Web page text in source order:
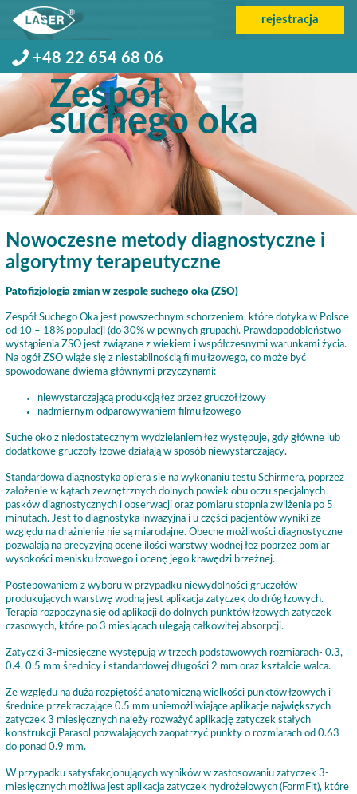
rejestracja
+48 22 654 68 06
Zespół
suchego oka
Nowoczesne metody diagnostyczne i
algorytmy terapeutyczne
Patofizjologia zmian w zespole suchego oka (ZSO)
Zespół Suchego Oka jest powszechnym schorzeniem, które dotyka w Polsce
od 10 – 18% populacji (do 30% w pewnych grupach). Prawdopodobieństwo
wystąpienia ZSO jest związane z wiekiem i współczesnymi warunkami życia.
Na ogół ZSO wiąże się z niestabilnością filmu łzowego, co może być
spowodowane dwiema głównymi przyczynami:
niewystarczającą produkcją łez przez gruczoł łzowy
nadmiernym odparowywaniem filmu łzowego
Suche oko z niedostatecznym wydzielaniem łez występuje, gdy główne lub
dodatkowe gruczoły łzowe działają w sposób niewystarczający.
Standardowa diagnostyka opiera się na wykonaniu testu Schirmera, poprzez
założenie w kątach zewnętrznych dolnych powiek obu oczu specjalnych
pasków diagnostycznych i obserwacji oraz pomiaru stopnia zwilżenia po 5
minutach. Jest to diagnostyka inwazyjna i u części pacjentów wyniki ze
względu na drażnienie nie są miarodajne. Obecne możliwości diagnostyczne
pozwalają na precyzyjną ocenę ilości warstwy wodnej łez poprzez pomiar
wysokości menisku łzowego i ocenę jego krawędzi brzeżnej.
Postępowaniem z wyboru w przypadku niewydolności gruczołów
produkujących warstwę wodną jest aplikacja zatyczek do dróg łzowych.
Terapia rozpoczyna się od aplikacji do dolnych punktów łzowych zatyczek
czasowych, które po 3 miesiącach ulegają całkowitej absorpcji.
Zatyczki 3-miesięczne występują w trzech podstawowych rozmiarach- 0.3,
0.4, 0.5 mm średnicy i standardowej długości 2 mm oraz kształcie walca.
Ze względu na dużą rozpiętość anatomiczną wielkości punktów łzowych i
średnice przekraczające 0.5 mm uniemożliwiające aplikacje największych
zatyczek 3 miesięcznych należy rozważyć aplikację zatyczek stałych
konstrukcji Parasol pozwalających zaopatrzyć punkty o rozmiarach od 0.63
do ponad 0.9 mm.
W przypadku satysfakcjonujących wyników w zastosowaniu zatyczek 3-
miesięcznych możliwa jest aplikacja zatyczek hydrożelowych (FormFit), które